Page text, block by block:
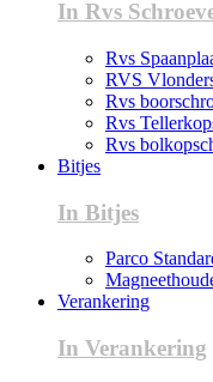
In Rvs
Rvs
RVS
Rvs
Rvs
Rvs
Bitjes
In Bitjes
Parco
Verankering
In Verankering